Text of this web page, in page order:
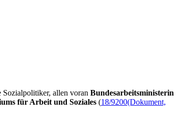
allen voran Bundesarbeitsministerin
für Arbeit und Soziales (18/9200(Dokument,